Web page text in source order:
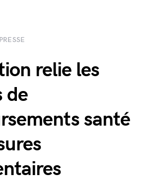
relie les
de
santé